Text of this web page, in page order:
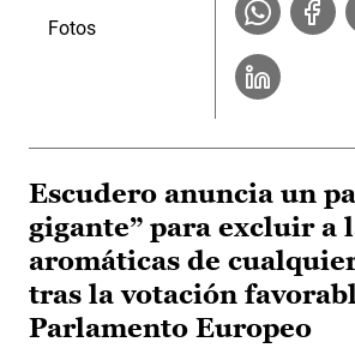
Fotos
Escudero anuncia un
gigante” para excluir a
aromáticas de
tras la votación
Parlamento Europeo